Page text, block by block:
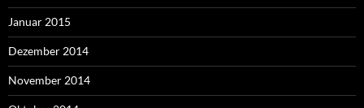
Januar 2015
Dezember 2014
November 2014